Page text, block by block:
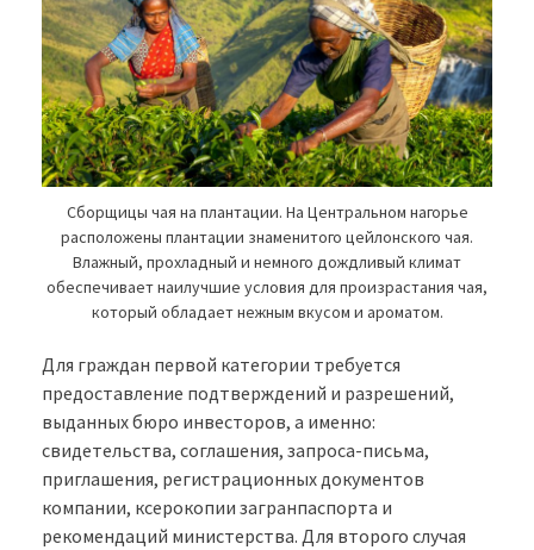
Сборщицы чая на плантации. На Центральном нагорье
расположены плантации знаменитого цейлонского чая.
Влажный, прохладный и немного дождливый климат
обеспечивает наилучшие условия для произрастания чая,
который обладает нежным вкусом и ароматом.
Для граждан первой категории требуется
предоставление подтверждений и разрешений,
выданных бюро инвесторов, а именно:
свидетельства, соглашения, запроса-письма,
приглашения, регистрационных документов
компании, ксерокопии загранпаспорта и
рекомендаций министерства. Для второго случая